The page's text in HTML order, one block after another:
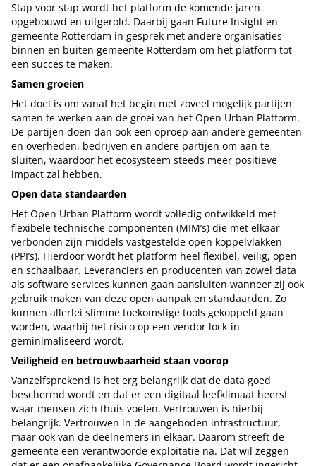
Stap voor stap wordt het platform de komende jaren
opgebouwd en uitgerold. Daarbij gaan Future Insight en
gemeente Rotterdam in gesprek met andere organisaties
binnen en buiten gemeente Rotterdam om het platform tot
een succes te maken.
Samen groeien
Het doel is om vanaf het begin met zoveel mogelijk partijen
samen te werken aan de groei van het Open Urban Platform.
De partijen doen dan ook een oproep aan andere gemeenten
en overheden, bedrijven en andere partijen om aan te
sluiten, waardoor het ecosysteem steeds meer positieve
impact zal hebben.
Open data standaarden
Het Open Urban Platform wordt volledig ontwikkeld met
flexibele technische componenten (MIM’s) die met elkaar
verbonden zijn middels vastgestelde open koppelvlakken
(PPI’s). Hierdoor wordt het platform heel flexibel, veilig, open
en schaalbaar. Leveranciers en producenten van zowel data
als software services kunnen gaan aansluiten wanneer zij ook
gebruik maken van deze open aanpak en standaarden. Zo
kunnen allerlei slimme toekomstige tools gekoppeld gaan
worden, waarbij het risico op een vendor lock-in
geminimaliseerd wordt.
Veiligheid en betrouwbaarheid staan voorop
Vanzelfsprekend is het erg belangrijk dat de data goed
beschermd wordt en dat er een digitaal leefklimaat heerst
waar mensen zich thuis voelen. Vertrouwen is hierbij
belangrijk. Vertrouwen in de aangeboden infrastructuur,
maar ook van de deelnemers in elkaar. Daarom streeft de
gemeente een verantwoorde exploitatie na. Dat wil zeggen